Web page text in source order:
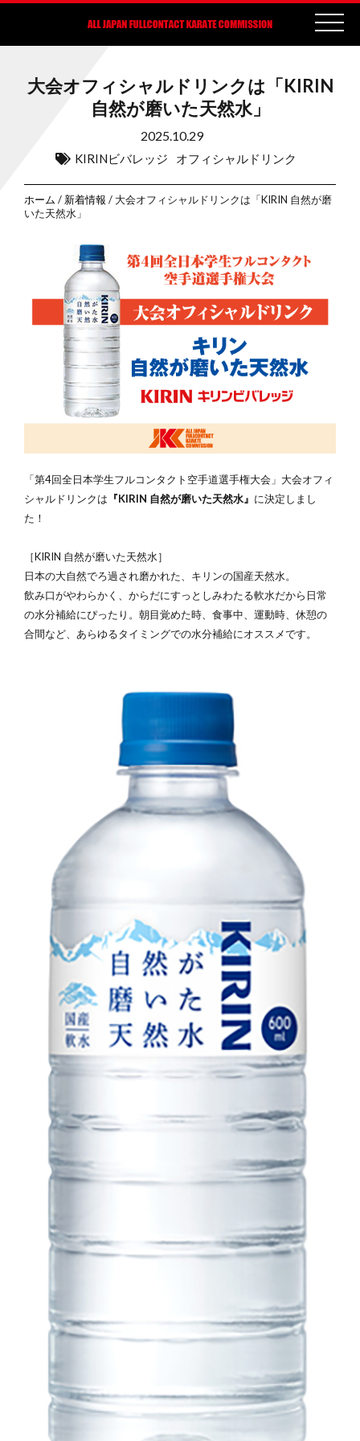
大会オフィシャルドリンクは「KIRIN
自然が磨いた天然水」
2025.10.29
KIRINビバレッジ オフィシャルドリンク
ホーム / 新着情報 / 大会オフィシャルドリンクは「KIRIN 自然が磨
いた天然水」
「第4回全日本学生フルコンタクト空手道選手権大会」大会オフィ
シャルドリンクは 『KIRIN 自然が磨いた天然水』 に決定しまし
た！
［KIRIN 自然が磨いた天然水］
日本の大自然でろ過され磨かれた、キリンの国産天然水。
飲み口がやわらかく、からだにすっとしみわたる軟水だから日常
の水分補給にぴったり。朝目覚めた時、食事中、運動時、休憩の
合間など、あらゆるタイミングでの水分補給にオススメです。